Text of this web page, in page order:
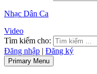
Nhạc Dân Ca
Video
Tìm kiếm cho:
Đăng nhập | Đăng ký
Primary Menu